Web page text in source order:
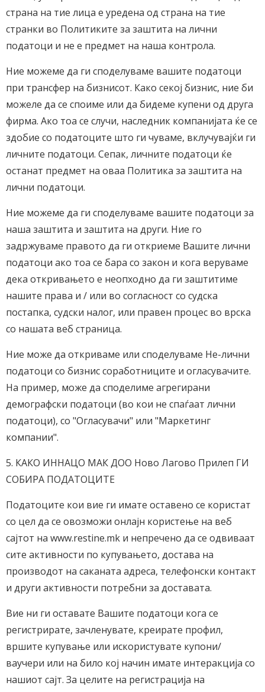
страна на тие лица е уредена од страна на тие
странки во Политиките за заштита на лични
податоци и не е предмет на наша контрола.
Ние можеме да ги споделуваме вашите податоци
при трансфер на бизнисот. Како секој бизнис, ние би
можеле да се споиме или да бидеме купени од друга
фирма. Ако тоа се случи, наследник компанијата ќе се
здобие со податоците што ги чуваме, вклучувајќи ги
личните податоци. Сепак, личните податоци ќе
останат предмет на оваа Политика за заштита на
лични податоци.
Ние можеме да ги споделуваме вашите податоци за
наша заштита и заштита на други. Ние го
задржуваме правото да ги откриеме Вашите лични
податоци ако тоа се бара со закон и кога веруваме
дека откривањето е неопходно да ги заштитиме
нашите права и / или во согласност со судска
постапка, судски налог, или правен процес во врска
со нашата веб страница.
Ние може да откриваме или споделуваме Не-лични
податоци со бизнис соработниците и огласувачите.
На пример, може да споделиме агрегирани
демографски податоци (во кои не спаѓаат лични
податоци), со "Огласувачи" или "Маркетинг
компании".
5. КАКО ИННАЦО МАК ДОО Ново Лагово Прилеп ГИ
СОБИРА ПОДАТОЦИТЕ
Податоците кои вие ги имате оставено се користат
со цел да се овозможи онлајн користење на веб
сајтот на www.restine.mk и непречено да се одвиваат
сите активности по купувањето, достава на
производот на саканата адреса, телефoнски контакт
и други активности потребни за доставата.
Вие ни ги оставате Вашите податоци кога се
регистрирате, зачленувате, креирате профил,
вршите купување или искористувате купони/
ваучери или на било кој начин имате интеракција со
нашиот сајт. За целите на регистрација на